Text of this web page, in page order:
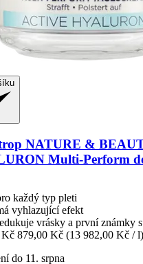
NATURE &
Multi-​Perform
každý typ pleti
vyhlazující efekt
vrásky a první známky
Kč 879,00 Kč (13 982,00 Kč / l)
do 11. srpna